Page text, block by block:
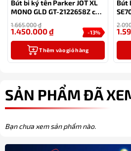
Bút bi ký tên Parker JOT XL
MONO GLD GT-2122658Z cao
1.665.000₫
-13%
1.450.000₫
Thêm vào giỏ hàng
Bút
SẢN PHẨM ĐÃ
Bạn chưa xem sản phẩm nào.